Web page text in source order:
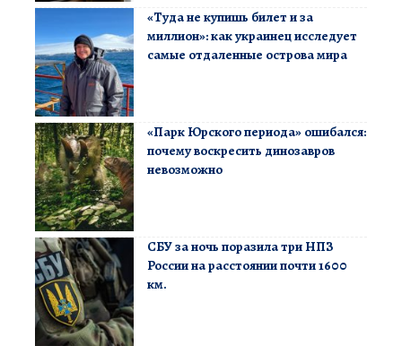
«Туда не купишь билет и за
миллион»: как украинец исследует
самые отдаленные острова мира
«Парк Юрского периода» ошибался:
почему воскресить динозавров
невозможно
СБУ за ночь поразила три НПЗ
России на расстоянии почти 1600
км.